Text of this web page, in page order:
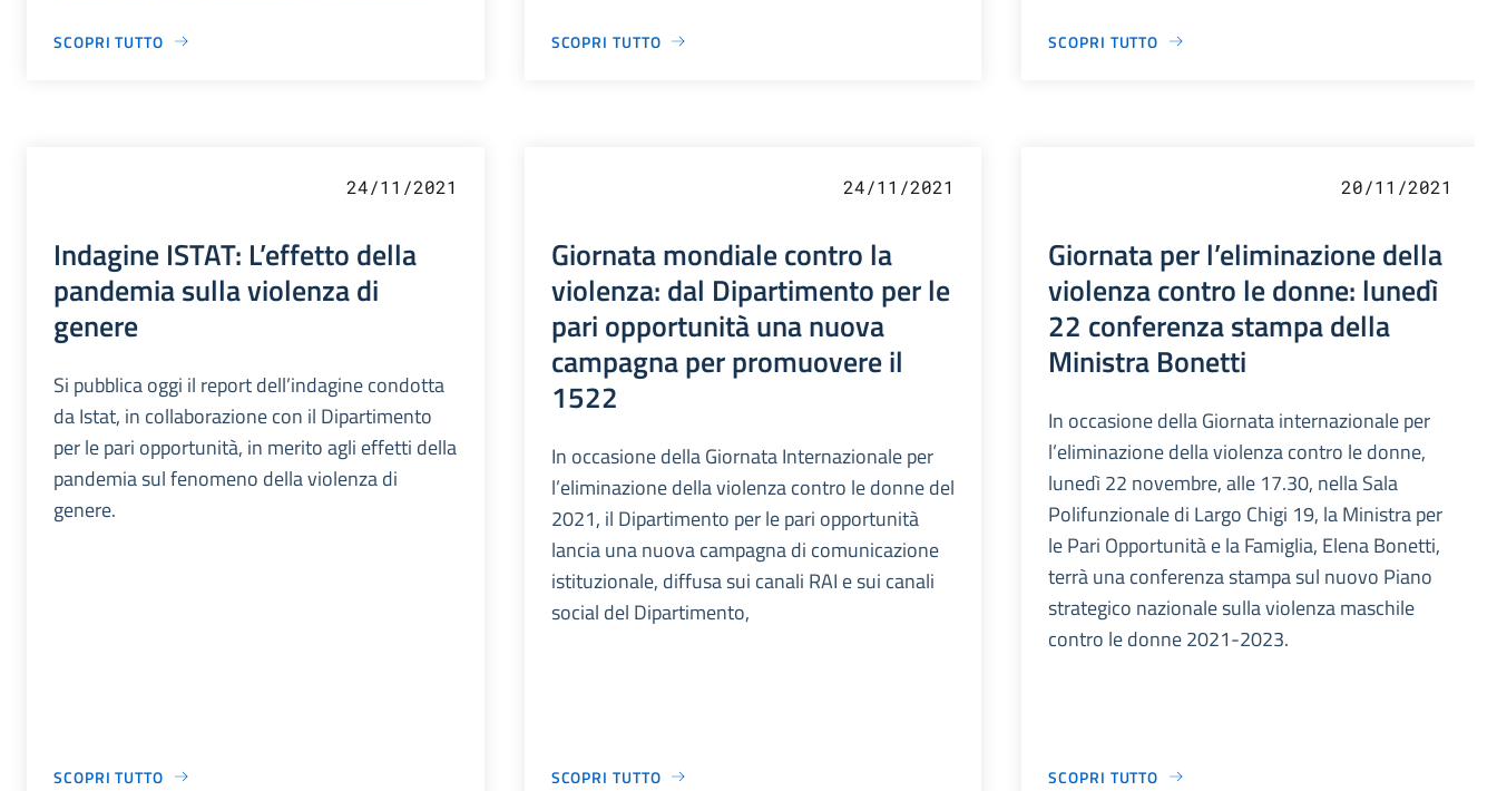
SCOPRI TUTTO SCOPRI TUTTO SCOPRI TUTTO
24/11/2021
Indagine ISTAT: L’effetto della
pandemia sulla violenza di
genere
Si pubblica oggi il report dell’indagine condotta
da Istat, in collaborazione con il Dipartimento
per le pari opportunità, in merito agli effetti della
pandemia sul fenomeno della violenza di
genere.
SCOPRI TUTTO
24/11/2021
Giornata mondiale contro la
violenza: dal Dipartimento per le
pari opportunità una nuova
campagna per promuovere il
1522
In occasione della Giornata Internazionale per
l’eliminazione della violenza contro le donne del
2021, il Dipartimento per le pari opportunità
lancia una nuova campagna di comunicazione
istituzionale, diffusa sui canali RAI e sui canali
social del Dipartimento,
SCOPRI TUTTO
20/11/2021
Giornata per l’eliminazione della
violenza contro le donne: lunedì
22 conferenza stampa della
Ministra Bonetti
In occasione della Giornata internazionale per
l’eliminazione della violenza contro le donne,
lunedì 22 novembre, alle 17.30, nella Sala
Polifunzionale di Largo Chigi 19, la Ministra per
le Pari Opportunità e la Famiglia, Elena Bonetti,
terrà una conferenza stampa sul nuovo Piano
strategico nazionale sulla violenza maschile
contro le donne 2021-2023.
SCOPRI TUTTO